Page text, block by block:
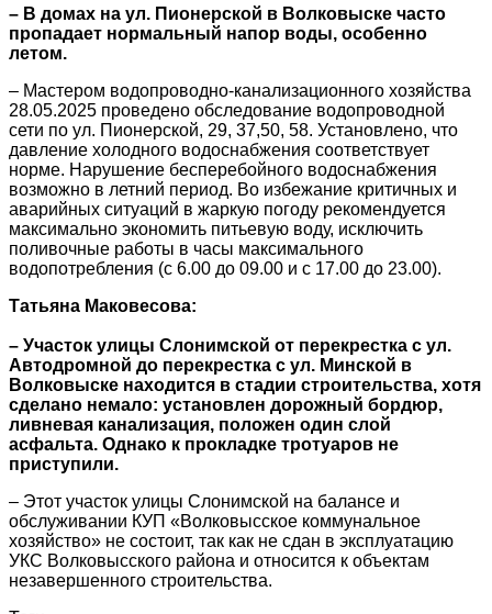
– В домах на ул. Пионерской в Волковыске часто
пропадает нормальный напор воды, особенно
летом.
– Мастером водопроводно-канализационного хозяйства
28.05.2025 проведено обследование водопроводной
сети по ул. Пионерской, 29, 37,50, 58. Установлено, что
давление холодного водоснабжения соответствует
норме. Нарушение бесперебойного водоснабжения
возможно в летний период. Во избежание критичных и
аварийных ситуаций в жаркую погоду рекомендуется
максимально экономить питьевую воду, исключить
поливочные работы в часы максимального
водопотребления (с 6.00 до 09.00 и с 17.00 до 23.00).
Татьяна Маковесова:
– Участок улицы Слонимской от перекрестка с ул.
Автодромной до перекрестка с ул. Минской в
Волковыске находится в стадии строительства, хотя
сделано немало: установлен дорожный бордюр,
ливневая канализация, положен один слой
асфальта. Однако к прокладке тротуаров не
приступили.
– Этот участок улицы Слонимской на балансе и
обслуживании КУП «Волковысское коммунальное
хозяйство» не состоит, так как не сдан в эксплуатацию
УКС Волковысского района и относится к объектам
незавершенного строительства.